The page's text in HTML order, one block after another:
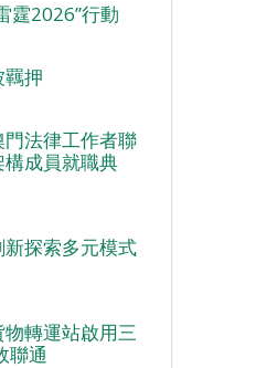
霆2026”行動
押
法律工作者聯
成員就職典
探索多元模式
轉運站啟用三
聯通